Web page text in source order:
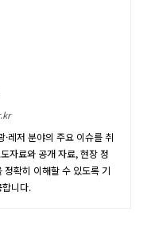
·레저 분야의 주요 이슈를 취
자료와 공개 자료, 현장 정
확히 이해할 수 있도록 기
니다.